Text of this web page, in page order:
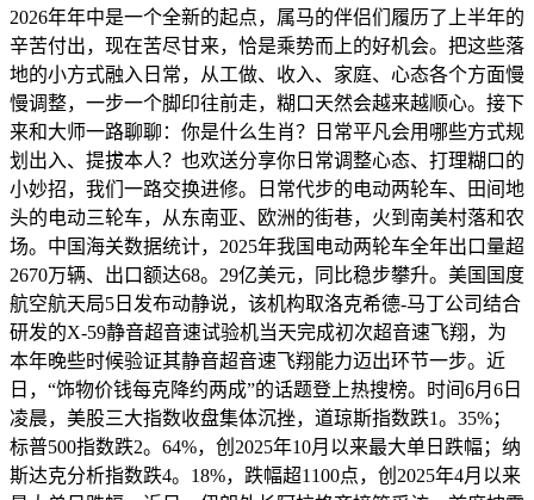
2026年年中是一个全新的起点，属马的伴侣们履历了上半年的
辛苦付出，现在苦尽甘来，恰是乘势而上的好机会。把这些落
地的小方式融入日常，从工做、收入、家庭、心态各个方面慢
慢调整，一步一个脚印往前走，糊口天然会越来越顺心。接下
来和大师一路聊聊：你是什么生肖？日常平凡会用哪些方式规
划出入、提拔本人？也欢送分享你日常调整心态、打理糊口的
小妙招，我们一路交换进修。日常代步的电动两轮车、田间地
头的电动三轮车，从东南亚、欧洲的街巷，火到南美村落和农
场。中国海关数据统计，2025年我国电动两轮车全年出口量超
2670万辆、出口额达68。29亿美元，同比稳步攀升。美国国度
航空航天局5日发布动静说，该机构取洛克希德-马丁公司结合
研发的X-59静音超音速试验机当天完成初次超音速飞翔，为
本年晚些时候验证其静音超音速飞翔能力迈出环节一步。近
日，“饰物价钱每克降约两成”的话题登上热搜榜。时间6月6日
凌晨，美股三大指数收盘集体沉挫，道琼斯指数跌1。35%；
标普500指数跌2。64%，创2025年10月以来最大单日跌幅；纳
斯达克分析指数跌4。18%，跌幅超1100点，创2025年4月以来